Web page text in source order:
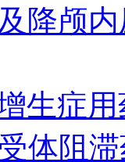
降颅
生症
体阻